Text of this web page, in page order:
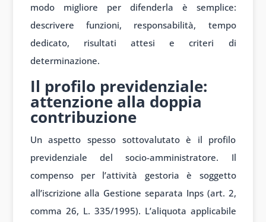
modo migliore per difenderla è semplice:
descrivere funzioni, responsabilità, tempo
dedicato, risultati attesi e criteri di
determinazione.
Il profilo previdenziale:
attenzione alla doppia
contribuzione
Un aspetto spesso sottovalutato è il profilo
previdenziale del socio-amministratore. Il
compenso per l’attività gestoria è soggetto
all’iscrizione alla Gestione separata Inps (art. 2,
comma 26, L. 335/1995). L’aliquota applicabile